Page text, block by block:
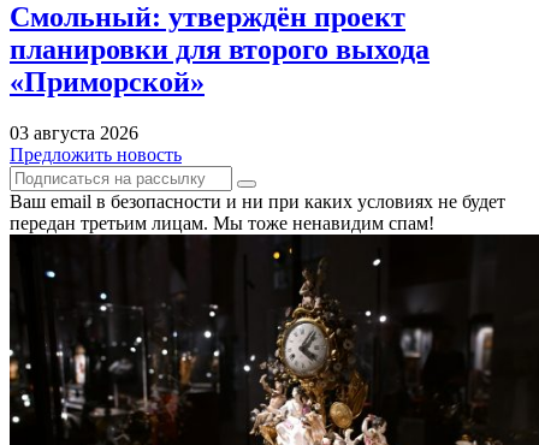
Смольный: утверждён проект
планировки для второго выхода
«Приморской»
03 августа 2026
Предложить новость
Ваш email в безопасности и ни при каких условиях не будет
передан третьим лицам. Мы тоже ненавидим спам!